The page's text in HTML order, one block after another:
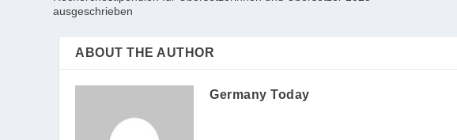
ausgeschrieben
ABOUT THE AUTHOR
Germany Today